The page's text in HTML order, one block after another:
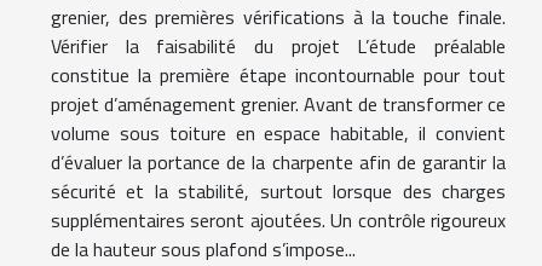
grenier, des premières vérifications à la touche finale.
Vérifier la faisabilité du projet L’étude préalable
constitue la première étape incontournable pour tout
projet d’aménagement grenier. Avant de transformer ce
volume sous toiture en espace habitable, il convient
d’évaluer la portance de la charpente afin de garantir la
sécurité et la stabilité, surtout lorsque des charges
supplémentaires seront ajoutées. Un contrôle rigoureux
de la hauteur sous plafond s’impose...